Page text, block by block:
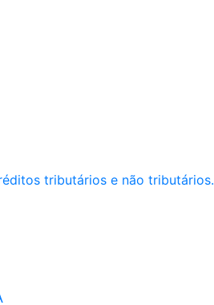
tributários e não tributários.